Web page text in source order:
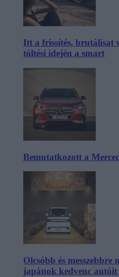
Itt a frissítés,
töltési idején a smart
Bemutatkozott a
Olcsóbb és messzebbre
japánok kedvenc autóit